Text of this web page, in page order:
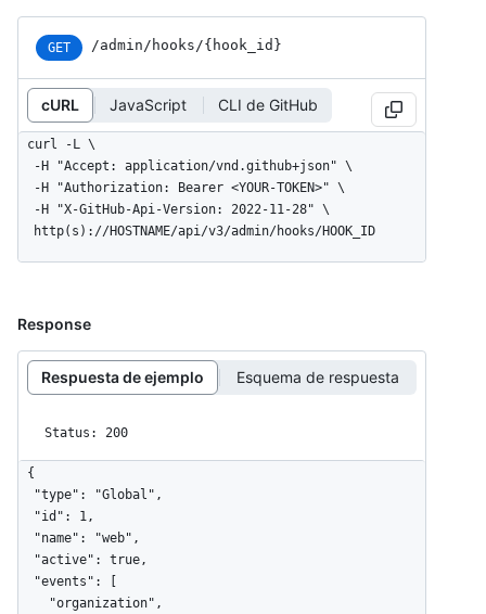
GET /admin/hooks/{hook_id}
cURL JavaScript CLI de GitHub
curl -L \
  http(s)://HOSTNAME/api/v3/admin/hooks/HOOK_ID
Response
Respuesta de ejemplo Esquema de respuesta
Status: 200
{